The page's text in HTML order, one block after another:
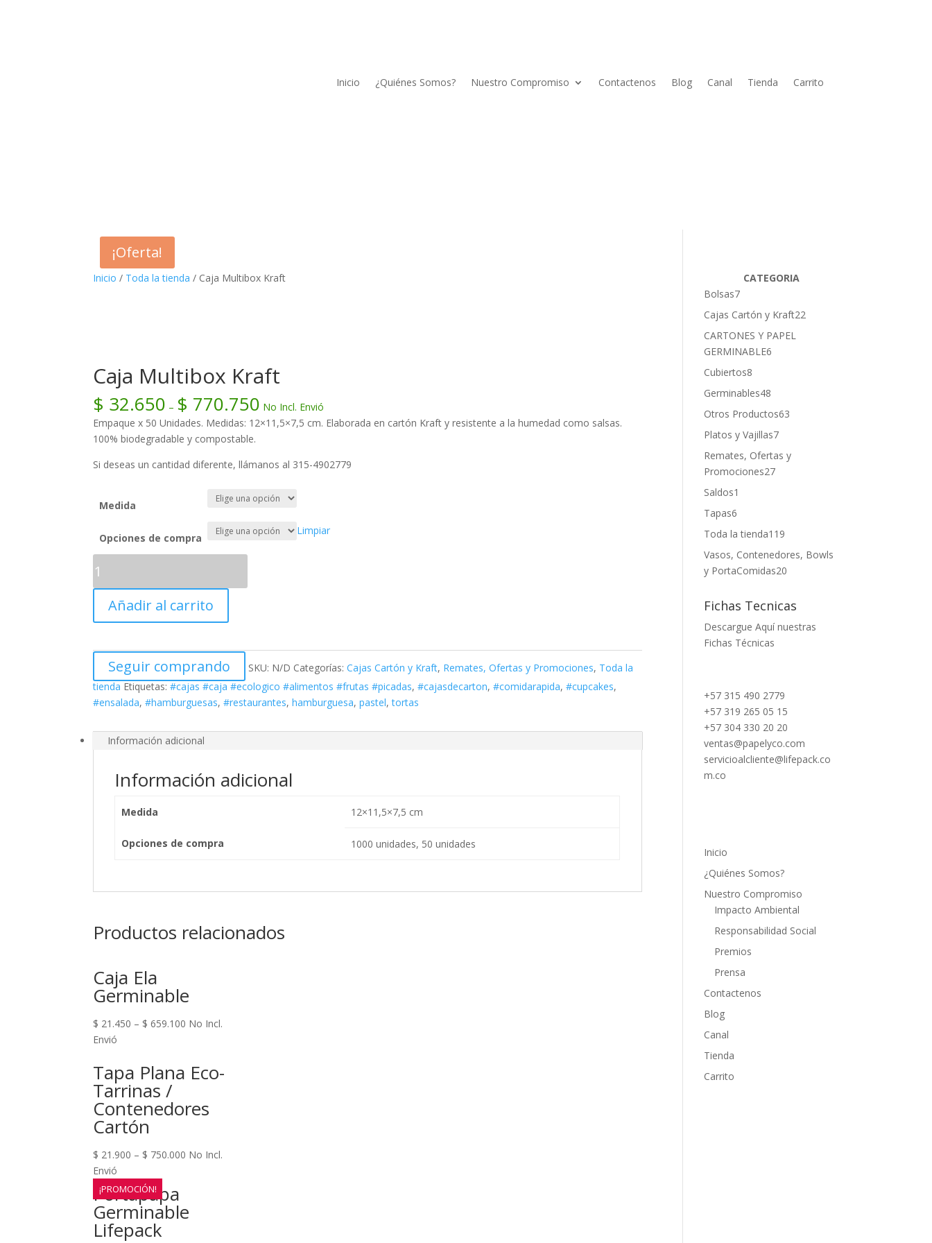
Inicio ¿Quiénes Somos? Nuestro Compromiso Contactenos Blog Canal Tienda Carrito
Inicio / Toda la tienda / Caja Multibox Kraft
¡PROMOCIÓN!
Caja Multibox Kraft
$ 32.650 – $ 770.750 No Incl. Envió
Empaque x 50 Unidades. Medidas: 12×11,5×7,5 cm. Elaborada en cartón Kraft y resistente a la humedad como salsas.
100% biodegradable y compostable.
Si deseas un cantidad diferente, llámanos al 315-4902779
Medida
Opciones de compra
Limpiar
Añadir al carrito
Seguir comprando SKU: N/D Categorías:Cajas Cartón y Kraft, Remates, Ofertas y Promociones, Toda la
tienda Etiquetas:#cajas #caja #ecologico #alimentos #frutas #picadas,#cajasdecarton,#comidarapida,#cupcakes,
#ensalada,#hamburguesas,#restaurantes,hamburguesa,pastel,tortas
Información adicional
Información adicional
Medida 12×11,5×7,5 cm
Opciones de compra 1000 unidades, 50 unidades
Productos relacionados
Caja Ela
Germinable
$ 21.450 – $ 659.100 No Incl.
Envió
¡Oferta!
Tapa Plana Eco-
Tarrinas /
Contenedores
Cartón
$ 21.900 – $ 750.000 No Incl.
Envió
¡PROMOCIÓN!
Portapapa
Germinable
Lifepack
CATEGORIA
Bolsas7
Cajas Cartón y Kraft22
CARTONES Y PAPEL
GERMINABLE6
Cubiertos8
Germinables48
Otros Productos63
Platos y Vajillas7
Remates, Ofertas y
Promociones27
Saldos1
Tapas6
Toda la tienda119
Vasos, Contenedores, Bowls
y PortaComidas20
Fichas Tecnicas
Descargue Aquí nuestras
Fichas Técnicas
+57 315 490 2779
+57 319 265 05 15
+57 304 330 20 20
ventas@papelyco.com
servicioalcliente@lifepack.co
m.co
Inicio
¿Quiénes Somos?
Nuestro Compromiso
Impacto Ambiental
Responsabilidad Social
Premios
Prensa
Contactenos
Blog
Canal
Tienda
Carrito